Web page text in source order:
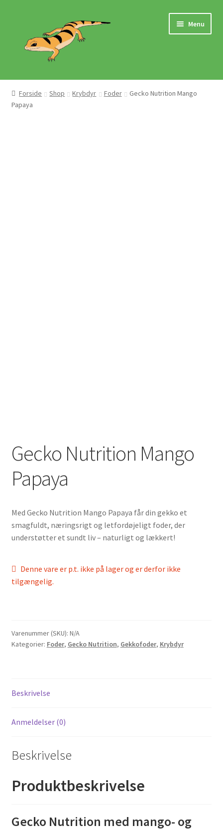
navigation
indhold
Menu
Hjem
Butik
Forside Shop Krybdyr Foder
Gecko Nutrition Mango
Papaya
Gecko Nutrition Mango
Papaya
Med Gecko Nutrition Mango Papaya får din gekko et
smagfuldt, næringsrigt og letfordøjeligt foder, der
understøtter et sundt liv – naturligt og lækkert!
Denne vare er p.t. ikke på lager og er derfor ikke
tilgængelig.
Varenummer (SKU): N/A
Kategorier: Foder, Gecko Nutrition, Gekkofoder, Krybdyr
Beskrivelse
Anmeldelser (0)
Beskrivelse
Produktbeskrivelse
Gecko Nutrition med mango- og